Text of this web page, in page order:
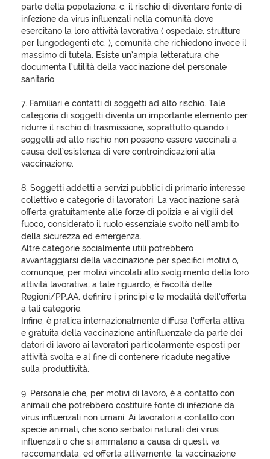
parte della popolazione; c. il rischio di diventare fonte di
infezione da virus influenzali nella comunità dove
esercitano la loro attività lavorativa ( ospedale, strutture
per lungodegenti etc. ), comunità che richiedono invece il
massimo di tutela. Esiste un’ampia letteratura che
documenta l’utilità della vaccinazione del personale
sanitario.
7. Familiari e contatti di soggetti ad alto rischio. Tale
categoria di soggetti diventa un importante elemento per
ridurre il rischio di trasmissione, soprattutto quando i
soggetti ad alto rischio non possono essere vaccinati a
causa dell’esistenza di vere controindicazioni alla
vaccinazione.
8. Soggetti addetti a servizi pubblici di primario interesse
collettivo e categorie di lavoratori: La vaccinazione sarà
offerta gratuitamente alle forze di polizia e ai vigili del
fuoco, considerato il ruolo essenziale svolto nell’ambito
della sicurezza ed emergenza.
Altre categorie socialmente utili potrebbero
avvantaggiarsi della vaccinazione per specifici motivi o,
comunque, per motivi vincolati allo svolgimento della loro
attività lavorativa; a tale riguardo, è facoltà delle
Regioni/PP.AA. definire i principi e le modalità dell’offerta
a tali categorie.
Infine, è pratica internazionalmente diffusa l’offerta attiva
e gratuita della vaccinazione antinfluenzale da parte dei
datori di lavoro ai lavoratori particolarmente esposti per
attività svolta e al fine di contenere ricadute negative
sulla produttività.
9. Personale che, per motivi di lavoro, è a contatto con
animali che potrebbero costituire fonte di infezione da
virus influenzali non umani. Ai lavoratori a contatto con
specie animali, che sono serbatoi naturali dei virus
influenzali o che si ammalano a causa di questi, va
raccomandata, ed offerta attivamente, la vaccinazione